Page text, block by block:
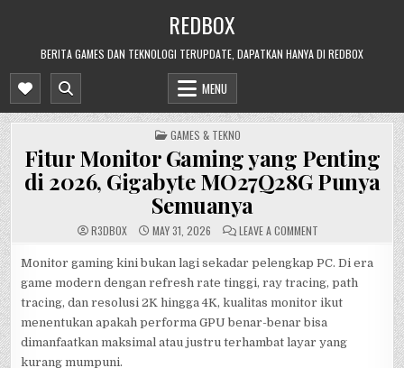
REDBOX
BERITA GAMES DAN TEKNOLOGI TERUPDATE, DAPATKAN HANYA DI REDBOX
MENU
POSTED
IN
GAMES & TEKNO
Fitur Monitor Gaming yang Penting
di 2026, Gigabyte MO27Q28G Punya
Semuanya
R3DB0X MAY 31, 2026 LEAVE A COMMENTON
GAMING
PENTING
DI
2026,
MO27Q28G
PUNYA
SEMUANYA
Monitor gaming kini bukan lagi sekadar pelengkap PC. Di era
game modern dengan refresh rate tinggi, ray tracing, path
tracing, dan resolusi 2K hingga 4K, kualitas monitor ikut
menentukan apakah performa GPU benar-benar bisa
dimanfaatkan maksimal atau justru terhambat layar yang
kurang mumpuni.